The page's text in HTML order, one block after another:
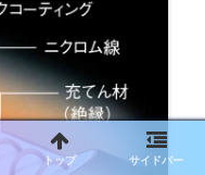
トップ サイドバー